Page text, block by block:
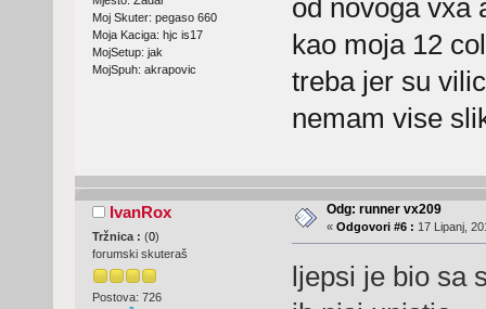
Moj Skuter: pegaso 660
Moja Kaciga: hjc is17
MojSetup: jak
MojSpuh: akrapovic
od novoga vxa
kao moja 12
treba jer su
nemam vise
IvanRox
Tržnica : (0)
forumski skuteraš
Postova: 726
Odg: runner vx209
« Odgovori #6 : 17 Lipanj,
ljepsi je bio sa